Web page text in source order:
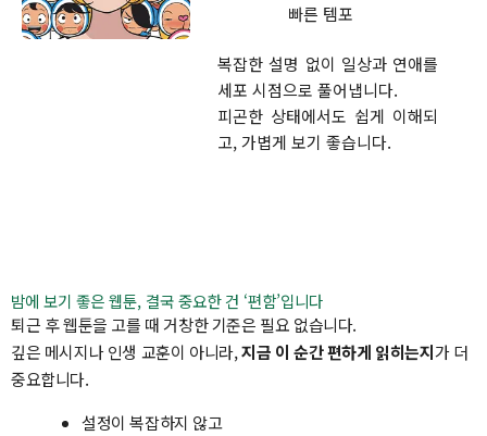
빠른 템포
복잡한 설명 없이 일상과 연애를
세포 시점으로 풀어냅니다.
피곤한 상태에서도 쉽게 이해되
고, 가볍게 보기 좋습니다.
밤에 보기 좋은 웹툰, 결국 중요한 건 ‘편함’입니다
퇴근 후 웹툰을 고를 때 거창한 기준은 필요 없습니다.
깊은 메시지나 인생 교훈이 아니라,지금 이 순간 편하게 읽히는지가 더
중요합니다.
설정이 복잡하지 않고